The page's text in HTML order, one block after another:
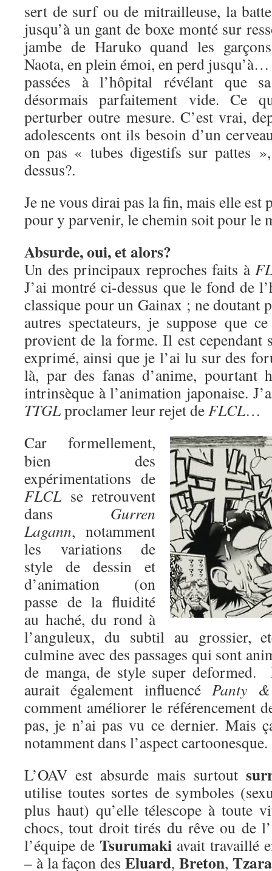
sert de surf ou de mitrailleuse, la
jusqu’à un gant de boxe monté sur
jambe de Haruko quand les
Naota, en plein émoi, en perd
passées à l’hôpital révélant que
désormais parfaitement vide. Ce
perturber outre mesure. C’est vrai,
adolescents ont ils besoin d’un
on pas « tubes digestifs sur pattes
dessus?.
Je ne vous dirai pas la fin, mais elle est
pour y parvenir, le chemin soit pour
Absurde, oui, et alors?
Un des principaux reproches faits à
J’ai montré ci-dessus que le fond de
classique pour un Gainax ; ne doutant
autres spectateurs, je suppose que
provient de la forme. Il est cependant
exprimé, ainsi que je l’ai lu sur des
là, par des fanas d’anime, pourtant
intrinsèque à l’animation japonaise.
TTGLproclamer leur rejet deFLCL…
Car formellement,
bien des
expérimentations de
FLCL se retrouvent
dans Gurren
Lagann, notamment
les variations de
style de dessin et
d’animation (on
passe de la fluidité
au haché, du rond à
l’anguleux, du subtil au grossier,
culmine avec des passages qui sont
de manga, de style super
aurait également influencé Panty
comment améliorer le référencement
pas, je n’ai pas vu ce dernier. Mais
notamment dans l’aspect cartoonesque.
L’OAV est absurde mais surtout
utilise toutes sortes de symboles
plus haut) qu’elle télescope à toute
chocs, tout droit tirés du rêve ou de
l’équipe de Tsurumaki avait travaillé
– à la façon desEluard, Breton, Tzara